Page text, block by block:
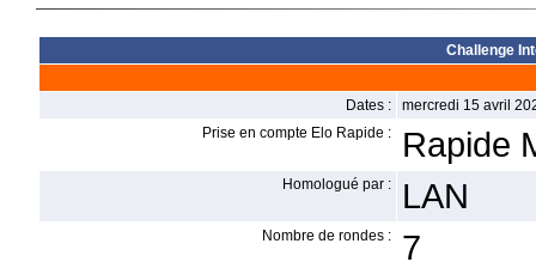
Challenge
Dates :
mercredi 15 avril
Prise en compte Elo Rapide :
Rapide
Homologué par : LAN
Nombre de rondes : 7